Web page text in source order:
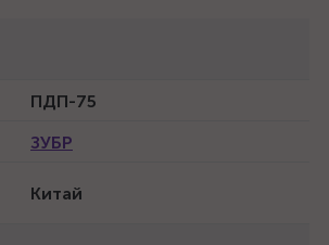
ПДП-75
ЗУБР
Китай